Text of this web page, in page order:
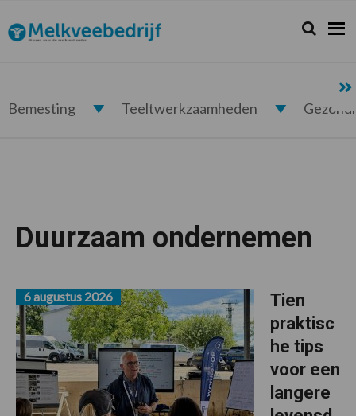
de
hoofdnavigatie
de
hoofd
de
voettekst
Melkveebedrijf.nl Zoeken...
Zoek
Bemesting Teeltwerkzaamheden
Duurzaam ondernemen
Tien
praktisc
he tips
voor een
langere
6 augustus 2026